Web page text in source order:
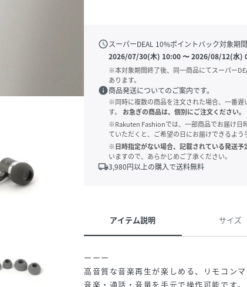
scheduleスーパーDEAL 10%ポイントバック対象期間
2026/07/30(木) 10:00〜2026/08/12(水)
※本対象期間終了後、同一商品にてスーパー
あります。
info商品発送についてのご案内です。
※同時に複数の商品を注文された場合、一番遅
す。
お急ぎの商品は、個別にご注文ください。
※Rakuten Fashionでは、一部商品でお届け日
ていただくと、ご希望の日にお届けできるよう
※日時指定がない場合、記載されている発送予
いますので、あらかじめご了承ください。
local_shipping3,980円以上の購入で送料無料
アイテム説明 サイズ
ーーー
高音質な音楽再生が楽しめる、リモコンマ
音楽・通話・音量を手元で操作可能です。